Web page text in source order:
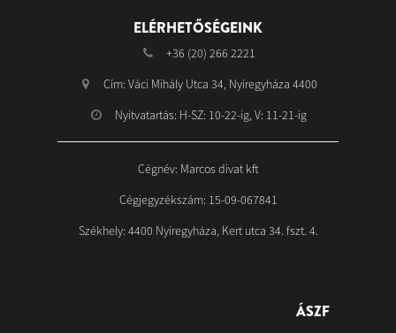
ELÉRHETŐSÉGEINK
+36 (20) 266 2221
Cím: Váci Mihály Utca 34, Nyíregyháza 4400
Nyitvatartás: H-SZ: 10-22-ig, V: 11-21-ig
Cégnév: Marcos divat kft
Cégjegyzékszám: 15-09-067841
Székhely: 4400 Nyíregyháza, Kert utca 34. fszt. 4.
ÁSZF